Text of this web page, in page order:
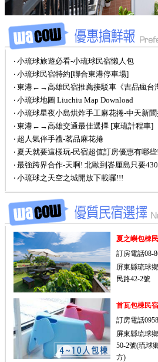
‧ 小琉球旅遊必看-小琉球民宿懶人包
‧ 小琉球民宿特約[聯合東港停車場]
‧ 東港←→高雄民宿推薦接駁車《吉品瘋台
‧ 小琉球地圖 Liuchiu Map Download
‧ 小琉球星夜小島烘炸手工麻花捲-中天新聞
‧ 東港←→高雄交通最佳選擇 [東琉計程車]
‧ 超人氣伴手禮-茗品麻花捲
‧ 夏天就要這樣玩-民宿超值訂房優惠有哪些
‧ 最強跨界合作-天啊! 北歐到峇厘島只要
‧ 小琉球之天空之城開放下載囉!!!
夏之嶼包棟
訂房電話08-
屏東縣琉球
民路42-2號
首瓦包棟民宿
訂房電話
屏東縣琉球
50-2號(琉球
方)